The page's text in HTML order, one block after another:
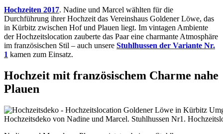
Hochzeiten 2017. Nadine und Marcel wählten für die
Durchführung ihrer Hochzeit das Vereinshaus Goldener Löwe, das
in Kürbitz zwischen Hof und Plauen liegt. Im vintagen Ambiente
der Hochzeitslocation zauberte das Paar eine charmante Atmosphäre
im französischen Stil – auch unsere Stuhlhussen der Variante Nr.
1 kamen zum Einsatz.
Hochzeit mit französischem Charme nahe
Plauen
Hochzeitsdeko von Nadine und Marcel. Stuhlhussen Nr1.